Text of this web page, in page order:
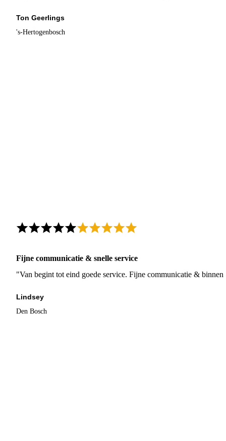
Ton Geerlings
's-Hertogenbosch
Fijne communicatie & snelle service
"Van begint tot eind goede service. Fijne communicatie &
Lindsey
Den Bosch